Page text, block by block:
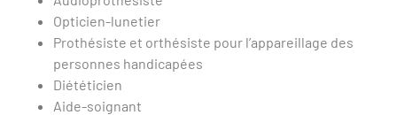
Opticien-lunetier
Prothésiste et orthésiste pour l’appareillage des
personnes handicapées
Diététicien
Aide-soignant